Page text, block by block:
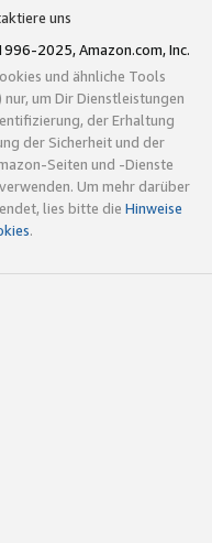
uns
2025, Amazon.com, Inc.
und ähnliche Tools
um Dir Dienstleistungen
der Erhaltung
der Sicherheit und der
Seiten und -Dienste
Um mehr darüber
lies bitte die Hinweise
.